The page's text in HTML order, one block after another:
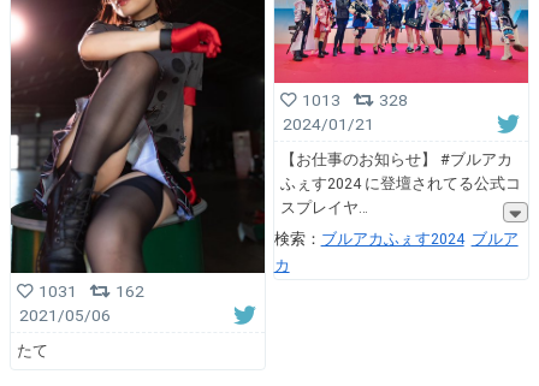
1031
162
2021/05/06
たて
1013
328
2024/01/21
【お仕事のお知らせ】 #ブルアカ
ふぇす2024 に登壇されてる公式コ
スプレイヤ
検索： ブルアカふぇす2024 ブルア
カ